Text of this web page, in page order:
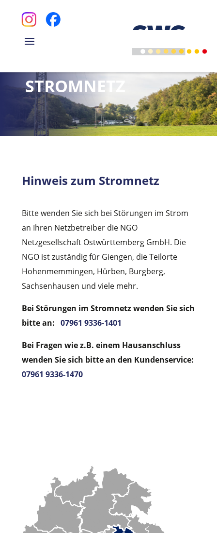
STROMNETZ
Hinweis zum Stromnetz
Bitte wenden Sie sich bei Störungen im Strom
an Ihren Netzbetreiber die NGO
Netzgesellschaft Ostwürttemberg GmbH. Die
NGO ist zuständig für Giengen, die Teilorte
Hohenmemmingen, Hürben, Burgberg,
Sachsenhausen und viele mehr.
Bei Störungen im Stromnetz wenden Sie sich
bitte an: 07961 9336-1401
Bei Fragen wie z.B. einem Hausanschluss
wenden Sie sich bitte an den Kundenservice:
07961 9336-1470